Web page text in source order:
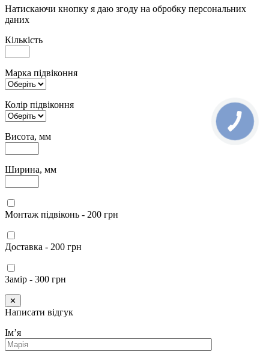
Натискаючи кнопку я даю згоду на обробку персональних
даних
Кількість
Марка підвіконня
Колір підвіконня
Висота, мм
Ширина, мм
Монтаж підвіконь - 200 грн
Доставка - 200 грн
Замір - 300 грн
✕
Написати відгук
Імʼя